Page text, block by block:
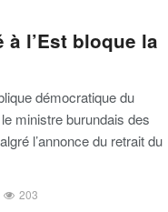
à l’Est bloque la
démocratique du
ministre burundais des
l’annonce du retrait du
203